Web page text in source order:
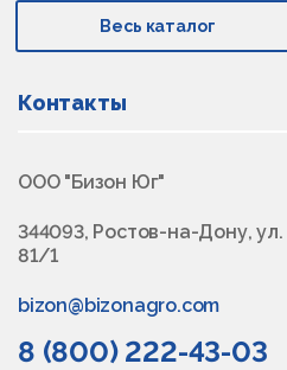
Весь каталог
Контакты
ООО "Бизон Юг"
344093, Ростов-на-Дону,
81/1
bizon@bizonagro.com
8 (800) 222-43-03